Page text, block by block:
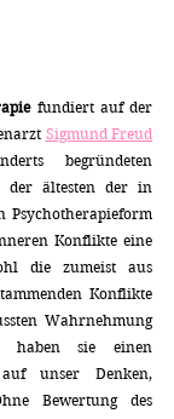
fundiert auf der
Sigmund Freud
begründeten
der ältesten der in
Psychotherapieform
Konflikte eine
die zumeist aus
Konflikte
Wahrnehmung
haben sie einen
auf unser Denken,
Bewertung des